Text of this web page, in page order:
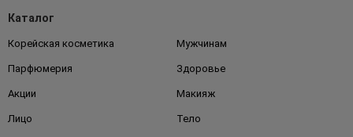
Каталог
Корейская косметика Мужчинам
Парфюмерия Здоровье
Акции Макияж
Лицо Тело